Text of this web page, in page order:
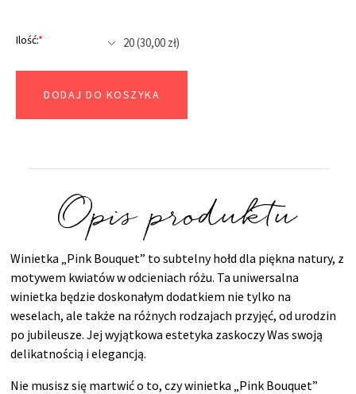
Ilość:*
DODAJ DO KOSZYKA
Opis produktu
Winietka „Pink Bouquet” to subtelny hołd dla piękna natury, z
motywem kwiatów w odcieniach różu. Ta uniwersalna
winietka będzie doskonałym dodatkiem nie tylko na
weselach, ale także na różnych rodzajach przyjęć, od urodzin
po jubileusze. Jej wyjątkowa estetyka zaskoczy Was swoją
delikatnością i elegancją.
Nie musisz się martwić o to, czy winietka „Pink Bouquet”